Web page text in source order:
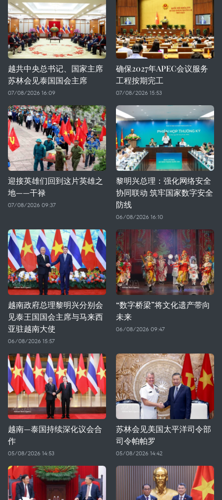
越共中央总书记、国家主席
苏林会见泰国国会主席
07/08/2026 16:09
确保2027年APEC会议服务
工程按期完工
07/08/2026 15:53
迎接英雄们回到这片英雄之
地——干禄
07/08/2026 09:37
黎明兴总理：强化网络安全
协同联动 筑牢国家数字安全
防线
06/08/2026 16:10
越南政府总理黎明兴分别会
见泰王国国会主席与马来西
亚驻越南大使
06/08/2026 15:57
“数字桥梁”将文化遗产带向
未来
06/08/2026 09:47
越南—泰国持续深化议会合
作
05/08/2026 14:53
苏林会见美国太平洋司令部
司令帕帕罗
05/08/2026 14:42